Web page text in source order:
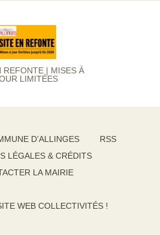
REFONTE | MISES À
LIMITÉES
D’ALLINGES
RSS
LÉGALES & CRÉDITS
LA MAIRIE
WEB COLLECTIVITÉS !